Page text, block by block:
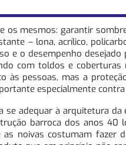
os mesmos: garantir
– lona, acrílico,
e o desempenho
com toldos e
às pessoas, mas a
especialmente
se adequar à arquitetura
barroca dos anos 40
noivas costumam fazer